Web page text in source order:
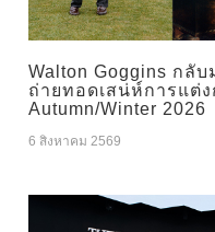
Walton Goggins กลั
ถ่ายทอดเสน่ห์การแต่
Autumn/Winter 2026
6 สิงหาคม 2569